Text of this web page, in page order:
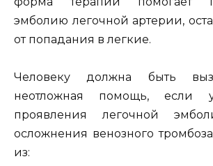
эмболию легочной артерии,
от попадания в легкие.
Человеку должна быть
неотложная помощь, если
проявления легочной
осложнения венозного
из: